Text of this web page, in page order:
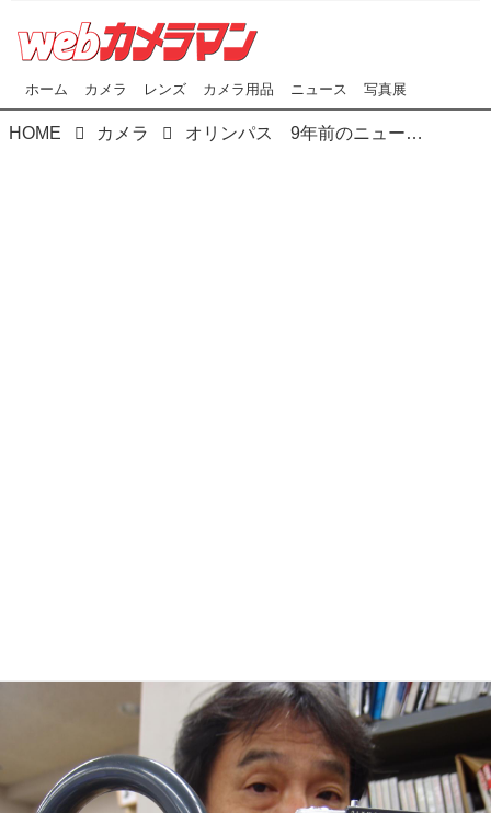
ホーム カメラ レンズ カメラ用品 ニュース 写真展
HOME カメラ オリンパス 9年前のニュースリリースを訂正！